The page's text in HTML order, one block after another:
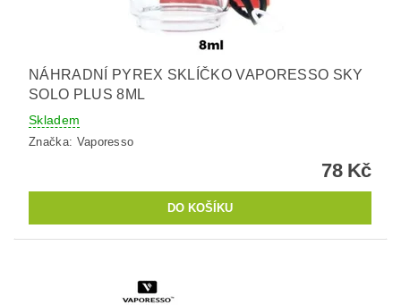
NÁHRADNÍ PYREX SKLÍČKO VAPORESSO SKY
SOLO PLUS 8ML
Skladem
Značka: Vaporesso
78 Kč